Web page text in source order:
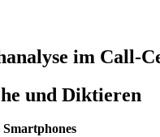
im Call-
und Diktieren